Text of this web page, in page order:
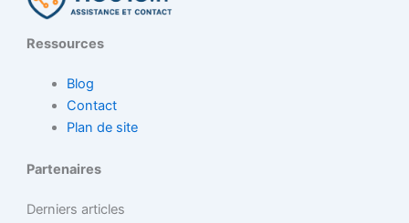
Ressources
Blog
Contact
Plan de site
Partenaires
Derniers articles